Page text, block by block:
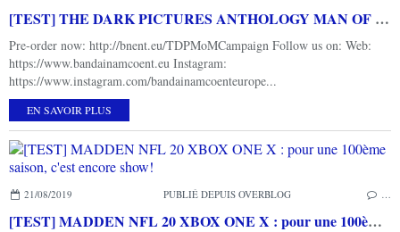
[TEST] THE DARK PICTURES ANTHOLOGY MAN OF MEDAN XBOX ONE X : La maitrise de l'art de mettre en scène la peur...
Pre-order now: http://bnent.eu/TDPMoMCampaign Follow us on: Web:
https://www.bandainamcoent.eu Instagram:
https://www.instagram.com/bandainamcoenteurope...
EN SAVOIR PLUS
21/08/2019 PUBLIÉ DEPUIS OVERBLOG
[TEST] MADDEN NFL 20 XBOX ONE X : pour une 100ème saison, c'est encore show!